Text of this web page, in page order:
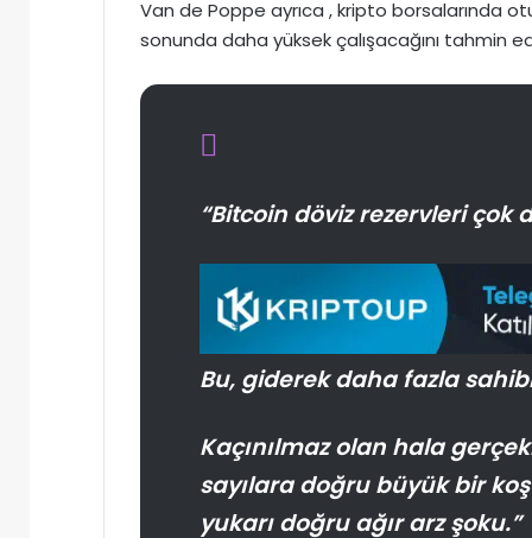
Van de Poppe ayrıca , kripto borsalarında
sonunda daha yüksek çalışacağını tahmin
“Bitcoin döviz rezervleri çok
Bu, giderek daha fazla
Kaçınılmaz olan hala
sayılara doğru büyük bir
yukarı doğru ağır arz şoku.”